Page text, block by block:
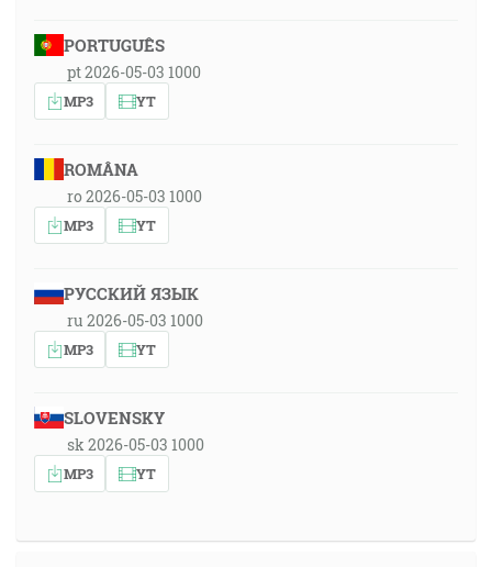
PORTUGUÊS
pt 2026-05-03 1000
MP3 YT
ROMÂNA
ro 2026-05-03 1000
MP3 YT
РУССКИЙ ЯЗЫК
ru 2026-05-03 1000
MP3 YT
SLOVENSKY
sk 2026-05-03 1000
MP3 YT